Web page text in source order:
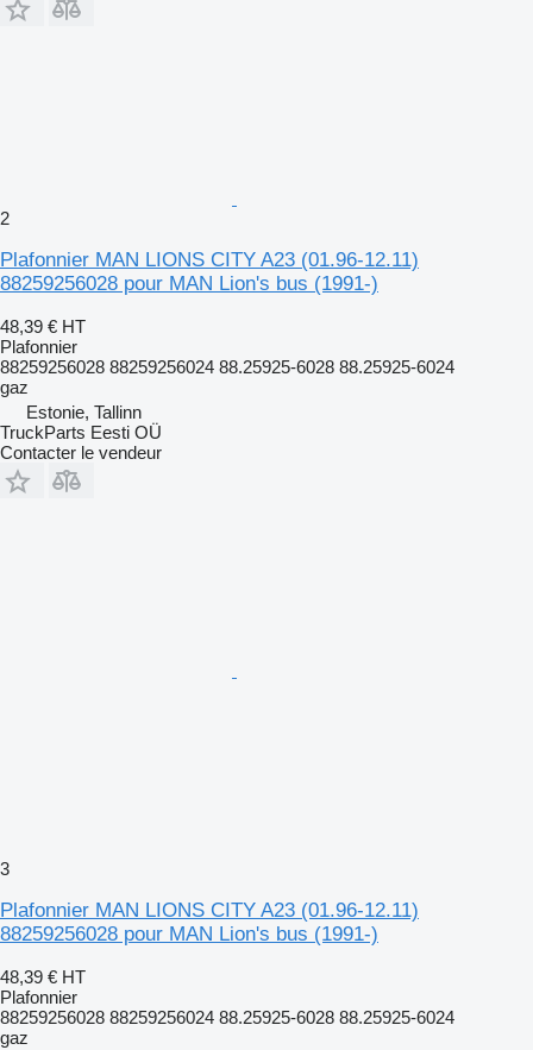
2
Plafonnier MAN LIONS CITY A23 (01.96-12.11)
88259256028 pour MAN Lion's bus (1991-)
48,39 € HT
Plafonnier
88259256028 88259256024 88.25925-6028 88.25925-6024
gaz
Estonie, Tallinn
TruckParts Eesti OÜ
Contacter le vendeur
3
Plafonnier MAN LIONS CITY A23 (01.96-12.11)
88259256028 pour MAN Lion's bus (1991-)
48,39 € HT
Plafonnier
88259256028 88259256024 88.25925-6028 88.25925-6024
gaz